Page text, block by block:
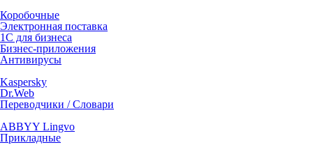
Коробочные
Электронная поставка
1С для бизнеса
Бизнес-приложения
Антивирусы
Kaspersky
Dr.Web
Переводчики / Словари
ABBYY Lingvo
Прикладные